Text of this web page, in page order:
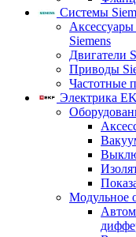
Системы
Siemens
Двигатели
Приводы
Частотные
Электрика
Модульное